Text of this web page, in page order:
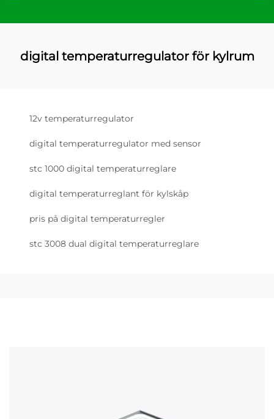
digital temperaturregulator för kylrum
12v temperaturregulator
digital temperaturregulator med sensor
stc 1000 digital temperaturreglare
digital temperaturreglant för kylskåp
pris på digital temperaturregler
stc 3008 dual digital temperaturreglare